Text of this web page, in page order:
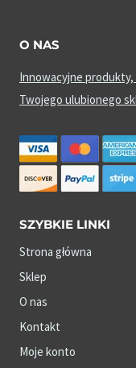
O NAS
Innowacyjne produkty,
Twojego ulubionego
SZYBKIE LINKI
Strona główna
Sklep
O nas
Kontakt
Moje konto